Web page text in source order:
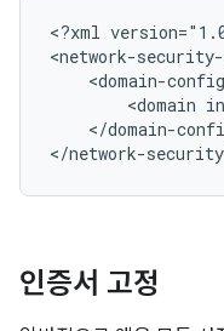
<?xml
<domain-config
<domain
</domain-
</network-
인증서 고정